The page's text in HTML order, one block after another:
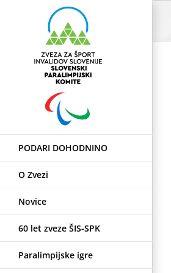
PODARI DOHODNINO
O Zvezi
Novice
60 let zveze ŠIS-SPK
Paralimpijske igre